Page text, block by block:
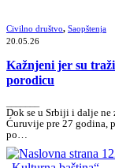
Civilno društvo, Saopštenja
20.05.26
Kažnjeni jer su
porodicu
Dok se u Srbiji i dalje
Ćuruvije pre 27 godina,
po…